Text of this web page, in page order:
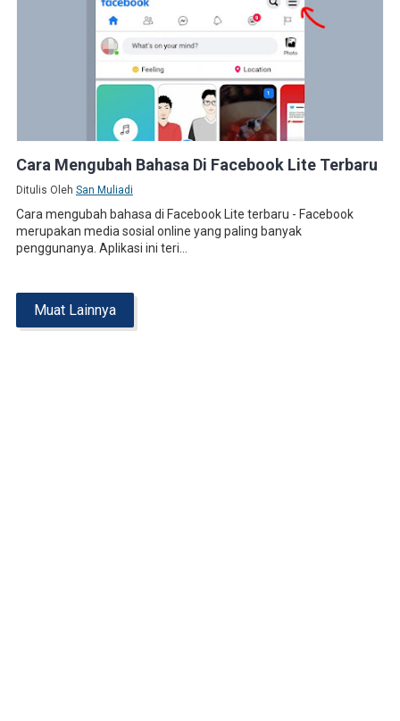
Cara Mengubah Bahasa Di Facebook Lite Terbaru
Ditulis Oleh San Muliadi
Cara mengubah bahasa di Facebook Lite terbaru - Facebook
merupakan media sosial online yang paling banyak
penggunanya. Aplikasi ini teri...
Muat Lainnya